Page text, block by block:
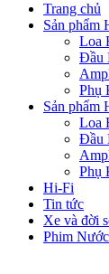
Trang chủ
Sản phẩm
Loa
Đầu
Phụ
Sản phẩm
Loa
Đầu
Phụ
Hi-Fi
Tin tức
Xe và đời
Phim